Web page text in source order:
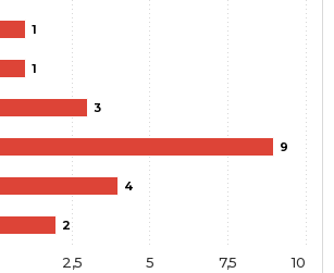
1
1
3
9
4
2
10
2,5 5 7,5